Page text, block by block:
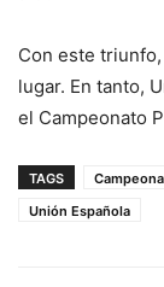
Con este
lugar. En tanto,
el Campeonato
TAGS
Unión Española